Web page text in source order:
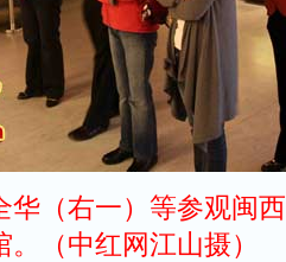
华（右一）等参观闽
。（中红网江山摄）